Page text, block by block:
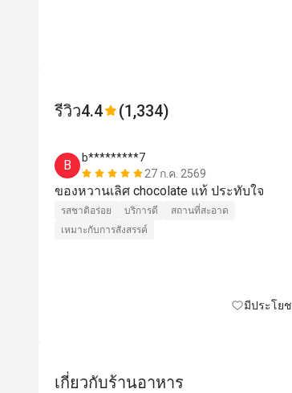
รีวิว4.4 (1,334)
B
b*********7
27 ก.ค. 2569
ของหวานเลิศ chocolate แท้ ประทับใจ
รสชาติอร่อย บริการดี
สถานที่สะอาด
เหมาะกับการสังสรรค์
มีประโย
เกี่ยวกับร้านอาหาร